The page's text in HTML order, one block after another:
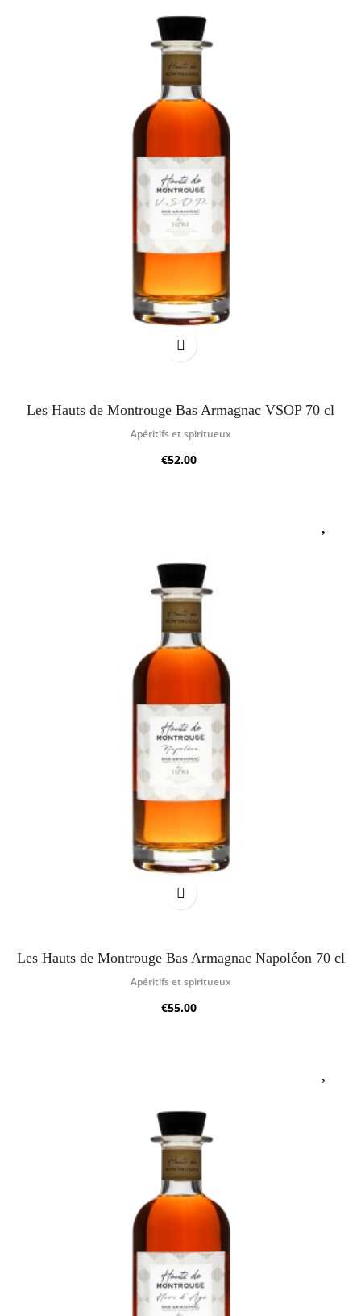
Les Hauts de Montrouge Bas Armagnac VSOP 70 cl
Apéritifs et spiritueux
€52.00
Les Hauts de Montrouge Bas Armagnac Napoléon 70 cl
Apéritifs et spiritueux
€55.00